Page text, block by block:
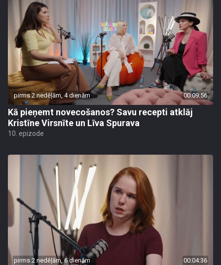
pirms 2 nedēļām, 4 dienām 00:09:56
Kā pieņemt novecošanos? Savu recepti atklāj
Kristīne Virsnīte un Līva Spurava
10. epizode
pirms 2 nedēļām, 6 dienām 00:04:36